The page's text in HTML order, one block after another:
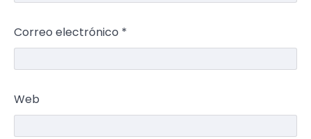
Correo electrónico *
Web